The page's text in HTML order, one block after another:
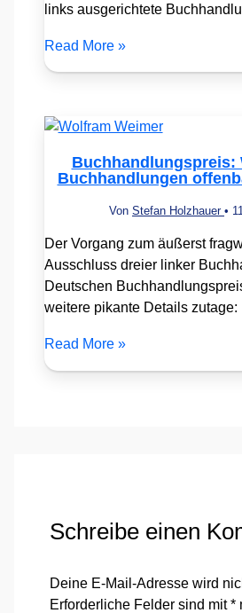
links ausgerichtete
Read More »
Buchhandlungspreis:
Buchhandlungen
Von Stefan Holzhauer •
Der Vorgang zum äußerst
Ausschluss dreier linker
Deutschen
weitere pikante Details zutage:
Read More »
Schreibe einen
Deine E-Mail-Adresse wird
Erforderliche Felder sind mit*